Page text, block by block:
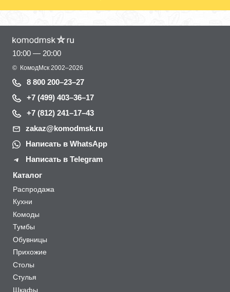
10:00 — 20:00
© КомодМск 2002–2026
8 800 200–23–27
+7 (499) 403–36–17
+7 (812) 241–17–43
zakaz@komodmsk.ru
Написать в WhatsApp
Написать в Telegram
Каталог
Распродажа
Кухни
Комоды
Тумбы
Обувницы
Прихожие
Столы
Стулья
Шкафы